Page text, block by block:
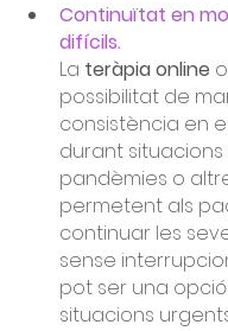
Continuïtat en
difícils.
La teràpia online
possibilitat de
consistència en
durant situacions
pandèmies o
permetent als
continuar les
sense
pot ser una
situacions